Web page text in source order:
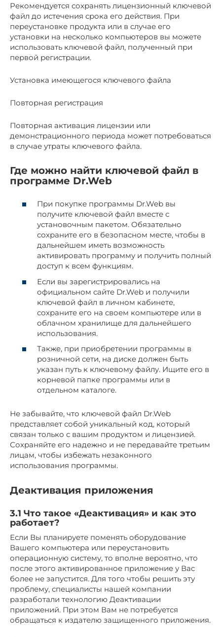
Рекомендуется сохранять лицензионный ключевой
файл до истечения срока его действия. При
переустановке продукта или в случае его
установки на несколько компьютеров вы можете
использовать ключевой файл, полученный при
первой регистрации.
Установка имеющегося ключевого файла
Повторная регистрация
Повторная активация лицензии или
демонстрационного периода может потребоваться
в случае утраты ключевого файла.
Где можно найти ключевой файл в
программе Dr.Web
При покупке программы Dr.Web вы
получите ключевой файл вместе с
установочным пакетом. Обязательно
сохраните его в безопасном месте, чтобы в
дальнейшем иметь возможность
активировать программу и получить полный
доступ к всем функциям.
Если вы зарегистрировались на
официальном сайте Dr.Web и получили
ключевой файл в личном кабинете,
сохраните его на своем компьютере или в
облачном хранилище для дальнейшего
использования.
Также, при приобретении программы в
розничной сети, на диске должен быть
указан путь к ключевому файлу. Ищите его в
корневой папке программы или в
отдельном каталоге.
Не забывайте, что ключевой файл Dr.Web
представляет собой уникальный код, который
связан только с вашим продуктом и лицензией.
Сохраняйте его надежно и не передавайте третьим
лицам, чтобы избежать незаконного
использования программы.
Деактивация приложения
3.1 Что такое «Деактивация» и как это
работает?
Если Вы планируете поменять оборудование
Вашего компьютера или переустановить
операционную систему, то вполне вероятно, что
после этого активированное приложение у Вас
более не запустится. Для того чтобы решить эту
проблему, специалисты нашей компании
разработали технологию Деактивации
приложений. При этом Вам не потребуется
обращаться к издателю защищенного приложения.